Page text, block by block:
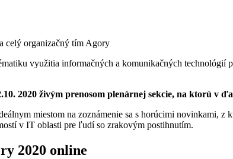
celý organizačný tím Agory
využitia informačných a komunikačných
2020 živým prenosom plenárnej sekcie, na ktorú v
miestom na zoznámenie sa s horúcimi novinkami,
v IT oblasti pre ľudí so zrakovým postihnutím.
2020 online